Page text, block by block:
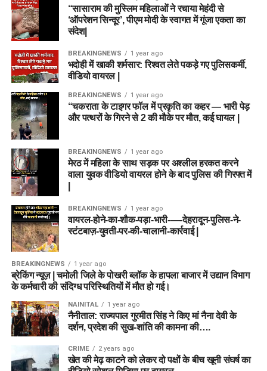
“सासाराम की मुस्लिम महिलाओं ने रचाया मेहंदी से
‘ऑपरेशन सिन्दूर’, पीएम मोदी के स्वागत में गूंजा एकता का
संदेश|
BREAKINGNEWS 1 year ago
भदोही में खाकी शर्मसार: रिश्वत लेते पकड़े गए पुलिसकर्मी,
वीडियो वायरल |
BREAKINGNEWS 1 year ago
“चकराता के टाइगर फॉल में प्रकृति का कहर — भारी पेड़
और पत्थरों के गिरने से 2 की मौके पर मौत, कई घायल |
BREAKINGNEWS 1 year ago
मेरठ में महिला के साथ सड़क पर अश्लील हरकत करने
वाला युवक वीडियो वायरल होने के बाद पुलिस की गिरफ्त में
BREAKINGNEWS 1 year ago
वायरल-होने-का-शौक-पड़ा-भारी-—-देहरादून-पुलिस-ने-
स्टंटबाज़-युवती-पर-की-चालानी-कार्रवाई |
BREAKINGNEWS 1 year ago
ब्रेकिंग न्यूज़ | चमोली जिले के पोखरी ब्लॉक के हापला बाजार में उद्यान विभाग
के कर्मचारी की संदिग्ध परिस्थितियों में मौत हो गई।
NAINITAL 1 year ago
नैनीताल: राज्यपाल गुरमीत सिंह ने किए मां नैना देवी के
दर्शन, प्रदेश की सुख-शांति की कामना की….
CRIME 2 years ago
खेत की मेढ़ काटने को लेकर दो पक्षों के बीच खूनी संघर्ष का